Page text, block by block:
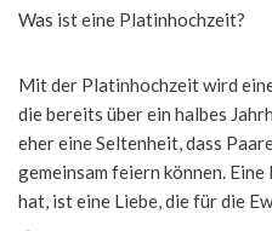
Was ist eine Platinhochzeit?
Mit der Platinhochzeit wird
die bereits über ein halbes
eher eine Seltenheit, dass
gemeinsam feiern können.
hat, ist eine Liebe, die für die